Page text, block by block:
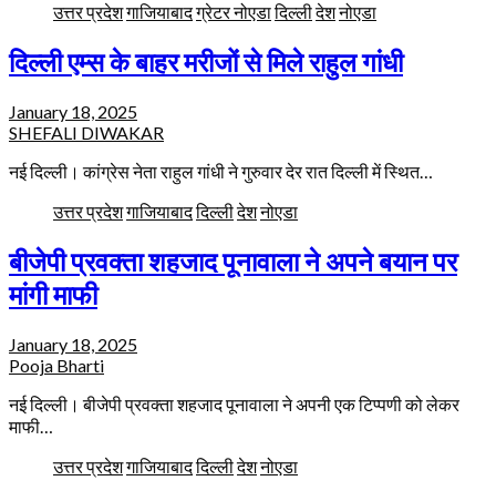
उत्तर प्रदेशगाजियाबादग्रेटर नोएडादिल्लीदेशनोएडा
दिल्ली एम्स के बाहर मरीजों से मिले राहुल गांधी
January 18, 2025
SHEFALI DIWAKAR
नई दिल्ली। कांग्रेस नेता राहुल गांधी ने गुरुवार देर रात दिल्ली में स्थित…
उत्तर प्रदेशगाजियाबाददिल्लीदेशनोएडा
बीजेपी प्रवक्ता शहजाद पूनावाला ने अपने बयान पर
मांगी माफी
January 18, 2025
Pooja Bharti
नई दिल्ली। बीजेपी प्रवक्ता शहजाद पूनावाला ने अपनी एक टिप्पणी को लेकर
माफी…
उत्तर प्रदेशगाजियाबाददिल्लीदेशनोएडा